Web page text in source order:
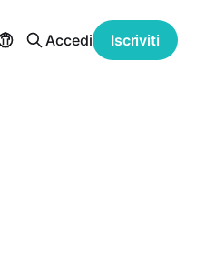
Accedi Iscriviti